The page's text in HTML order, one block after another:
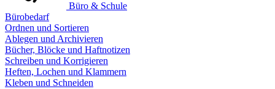
Büro & Schule
Bürobedarf
Ordnen und Sortieren
Ablegen und Archivieren
Bücher, Blöcke und Haftnotizen
Schreiben und Korrigieren
Heften, Lochen und Klammern
Kleben und Schneiden